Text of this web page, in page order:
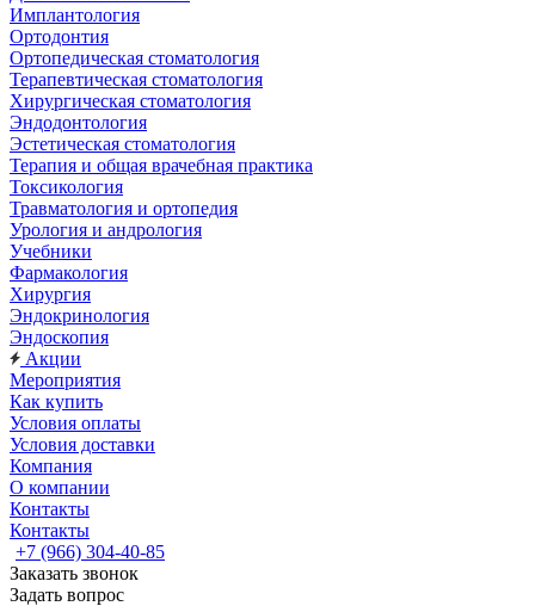
Имплантология
Ортодонтия
Ортопедическая стоматология
Терапевтическая стоматология
Хирургическая стоматология
Эндодонтология
Эстетическая стоматология
Терапия и общая врачебная практика
Токсикология
Травматология и ортопедия
Урология и андрология
Учебники
Фармакология
Хирургия
Эндокринология
Эндоскопия
Акции
Мероприятия
Как купить
Условия оплаты
Условия доставки
Компания
О компании
Контакты
Контакты
+7 (966) 304-40-85
Заказать звонок
Задать вопрос